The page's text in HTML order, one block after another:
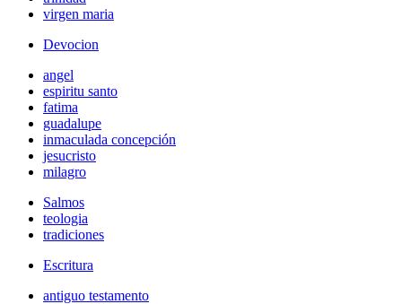
virgen maria
Devocion
angel
espiritu santo
fatima
guadalupe
inmaculada concepción
jesucristo
milagro
Salmos
teologia
tradiciones
Escritura
antiguo testamento